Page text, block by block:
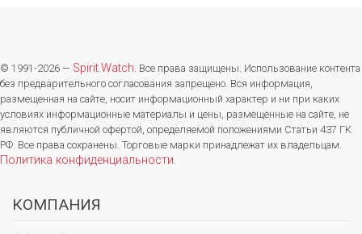
© 1991-2026 — Spirit.Watch. Все права защищены. Использование контента
без предварительного согласования запрещено. Вся информация,
размещенная на сайте, носит информационный характер и ни при каких
условиях информационные материалы и цены, размещенные на сайте, не
являются публичной офертой, определяемой положениями Статьи 437 ГК
РФ. Все права сохранены. Торговые марки принадлежат их владельцам.
Политика конфиденциальности.
КОМПАНИЯ